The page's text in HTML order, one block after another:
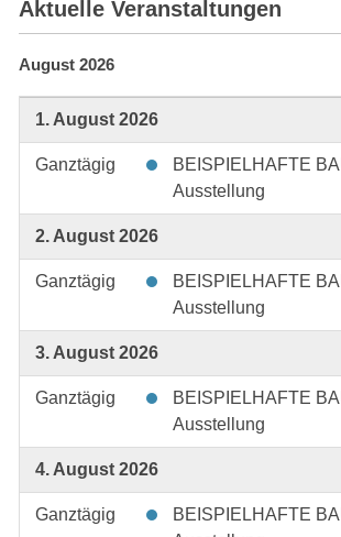
Aktuelle Veranstaltungen
August 2026
1. August 2026
Ganztägig
BEISPIELHAFTE
Ausstellung
2. August 2026
Ganztägig
BEISPIELHAFTE
Ausstellung
3. August 2026
Ganztägig
BEISPIELHAFTE
Ausstellung
4. August 2026
Ganztägig
BEISPIELHAFTE